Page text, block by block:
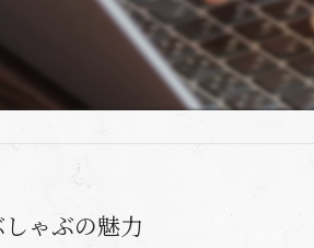
ゃぶの魅力